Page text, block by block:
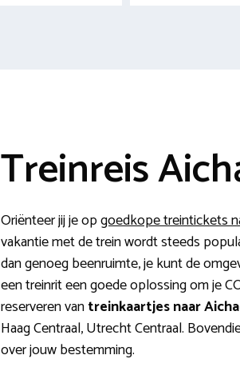
Treinreis
Oriënteer jij je opgoedkope treintickets
vakantie met de trein wordt steeds
dan genoeg beenruimte, je kunt de
een treinrit een goede oplossing om je
reserveren vantreinkaartjes naar
Haag Centraal, Utrecht Centraal.
over jouw bestemming.